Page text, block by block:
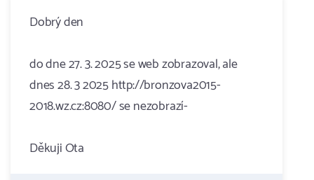
Dobrý den
do dne 27. 3. 2025 se web zobrazoval, ale
dnes 28. 3 2025 http://bronzova2015-
2018.wz.cz:8080/ se nezobrazí-
Děkuji Ota